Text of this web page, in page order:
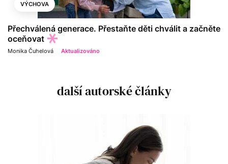
VÝCHOVA
Přechválená generace. Přestaňte děti chválit a začněte
oceňovat
Monika Čuhelová Aktualizováno
další autorské články